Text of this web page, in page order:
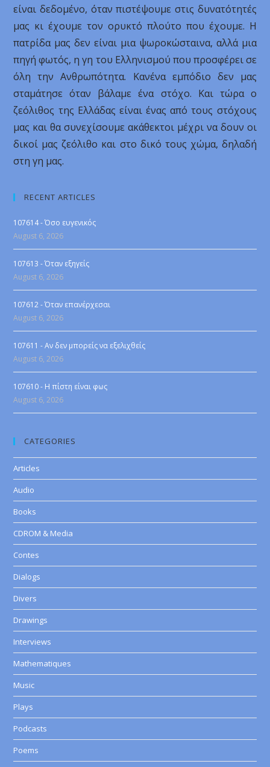
είναι δεδομένο, όταν πιστέψουμε στις δυνατότητές
μας κι έχουμε τον ορυκτό πλούτο που έχουμε. Η
πατρίδα μας δεν είναι μια ψωροκώσταινα, αλλά μια
πηγή φωτός, η γη του Ελληνισμού που προσφέρει σε
όλη την Ανθρωπότητα. Κανένα εμπόδιο δεν μας
σταμάτησε όταν βάλαμε ένα στόχο. Και τώρα ο
ζεόλιθος της Ελλάδας είναι ένας από τους στόχους
μας και θα συνεχίσουμε ακάθεκτοι μέχρι να δουν οι
δικοί μας ζεόλιθο και στο δικό τους χώμα, δηλαδή
στη γη μας.
RECENT ARTICLES
107614 - Όσο ευγενικός
August 6, 2026
107613 - Όταν εξηγείς
August 6, 2026
107612 - Όταν επανέρχεσαι
August 6, 2026
107611 - Αν δεν μπορείς να εξελιχθείς
August 6, 2026
107610 - Η πίστη είναι φως
August 6, 2026
CATEGORIES
Articles
Audio
Books
CDROM & Media
Contes
Dialogs
Divers
Drawings
Interviews
Mathematiques
Music
Plays
Podcasts
Poems